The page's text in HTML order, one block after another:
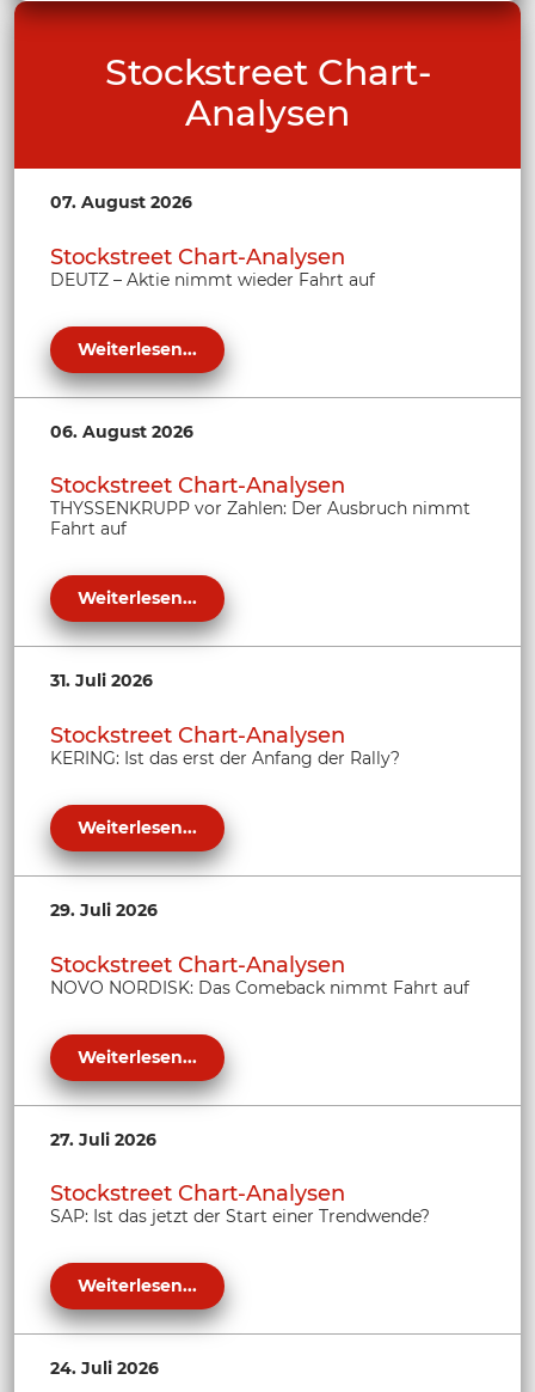
Stockstreet Chart-
Analysen
07. August 2026
Stockstreet Chart-Analysen
DEUTZ – Aktie nimmt wieder Fahrt auf
Weiterlesen...
06. August 2026
Stockstreet Chart-Analysen
THYSSENKRUPP vor Zahlen: Der Ausbruch nimmt
Fahrt auf
Weiterlesen...
31. Juli 2026
Stockstreet Chart-Analysen
KERING: Ist das erst der Anfang der Rally?
Weiterlesen...
29. Juli 2026
Stockstreet Chart-Analysen
NOVO NORDISK: Das Comeback nimmt Fahrt auf
Weiterlesen...
27. Juli 2026
Stockstreet Chart-Analysen
SAP: Ist das jetzt der Start einer Trendwende?
Weiterlesen...
24. Juli 2026